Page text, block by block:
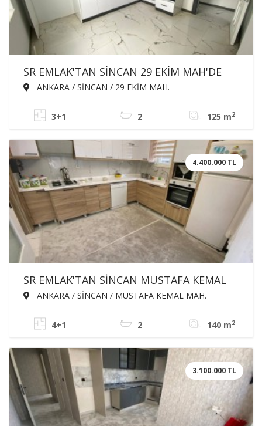
SR EMLAK'TAN SİNCAN 29 EKİM MAH'DE
3+1 125m² ARA KATTA EBEVEYN BANYOLU
ANKARA / SİNCAN / 29 EKİM MAH.
3+1 2 125 m2
4.400.000 TL
SR EMLAK'TAN SİNCAN MUSTAFA KEMAL
MAH'DE 4+1 140m² EBEVEYN BANYOLU
ANKARA / SİNCAN / MUSTAFA KEMAL MAH.
4+1 2 140 m2
3.100.000 TL